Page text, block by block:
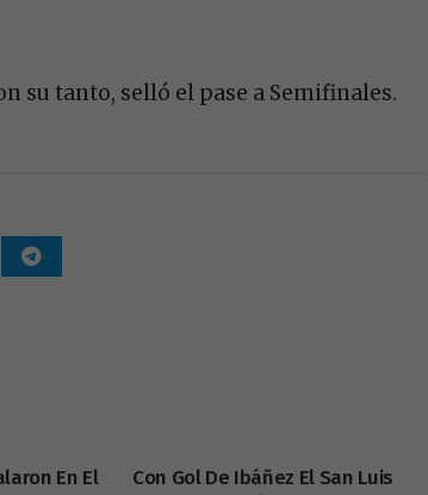
su tanto, selló el pase a Semifinales.
En El
Con Gol De Ibáñez El San Luis